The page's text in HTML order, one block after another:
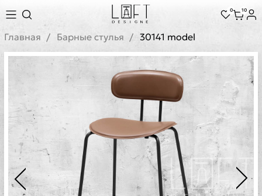
0 10
Главная Барные стулья 30141 model